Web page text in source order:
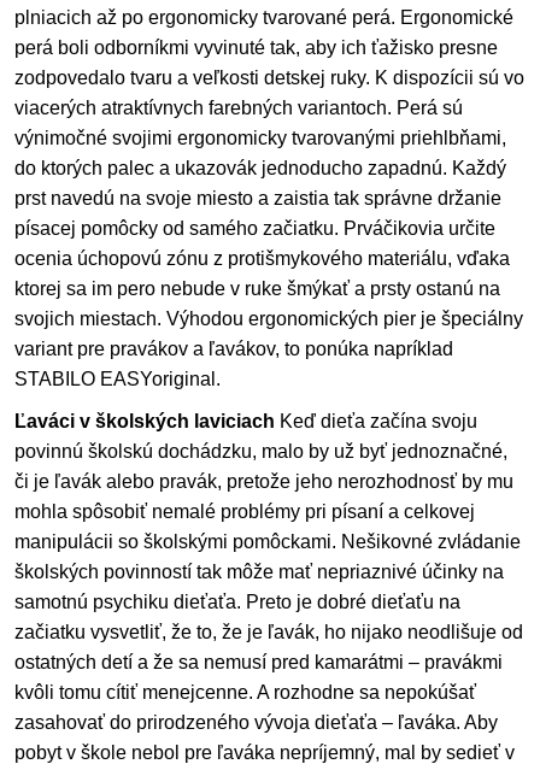
plniacich až po ergonomicky tvarované perá. Ergonomické
perá boli odborníkmi vyvinuté tak, aby ich ťažisko presne
zodpovedalo tvaru a veľkosti detskej ruky. K dispozícii sú vo
viacerých atraktívnych farebných variantoch. Perá sú
výnimočné svojimi ergonomicky tvarovanými priehlbňami,
do ktorých palec a ukazovák jednoducho zapadnú. Každý
prst navedú na svoje miesto a zaistia tak správne držanie
písacej pomôcky od samého začiatku. Prváčikovia určite
ocenia úchopovú zónu z protišmykového materiálu, vďaka
ktorej sa im pero nebude v ruke šmýkať a prsty ostanú na
svojich miestach. Výhodou ergonomických pier je špeciálny
variant pre pravákov a ľavákov, to ponúka napríklad
STABILO EASYoriginal.
Ľaváci v školských laviciach Keď dieťa začína svoju
povinnú školskú dochádzku, malo by už byť jednoznačné,
či je ľavák alebo pravák, pretože jeho nerozhodnosť by mu
mohla spôsobiť nemalé problémy pri písaní a celkovej
manipulácii so školskými pomôckami. Nešikovné zvládanie
školských povinností tak môže mať nepriaznivé účinky na
samotnú psychiku dieťaťa. Preto je dobré dieťaťu na
začiatku vysvetliť, že to, že je ľavák, ho nijako neodlišuje od
ostatných detí a že sa nemusí pred kamarátmi – pravákmi
kvôli tomu cítiť menejcenne. A rozhodne sa nepokúšať
zasahovať do prirodzeného vývoja dieťaťa – ľaváka. Aby
pobyt v škole nebol pre ľaváka nepríjemný, mal by sedieť v